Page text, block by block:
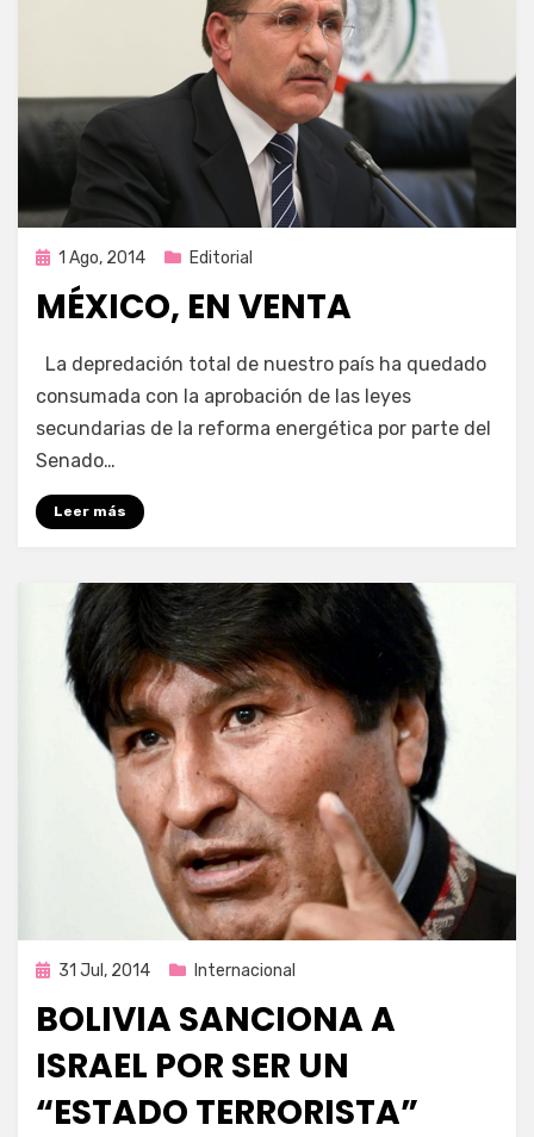
Publicada
1 Ago, 2014 Editorial
MÉXICO, EN VENTA
por Enrique
La depredación total de nuestro país ha quedado
consumada con la aprobación de las leyes
secundarias de la reforma energética por parte del
Senado…
Leer más
Publicada
31 Jul, 2014 Internacional
BOLIVIA SANCIONA A
ISRAEL POR SER UN
“ESTADO TERRORISTA”